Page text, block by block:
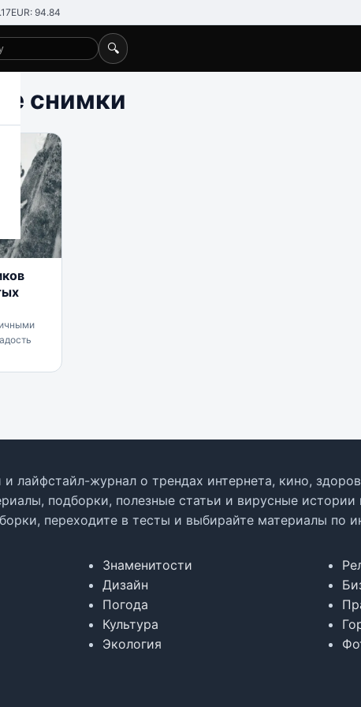
EUR: 94.84
🔍
снимки
лайфстайл-журнал о трендах интернета, кино,
подборки, полезные статьи и вирусные
переходите в тесты и выбирайте материалы по
Знаменитости
Дизайн
Погода
Культура
Экология